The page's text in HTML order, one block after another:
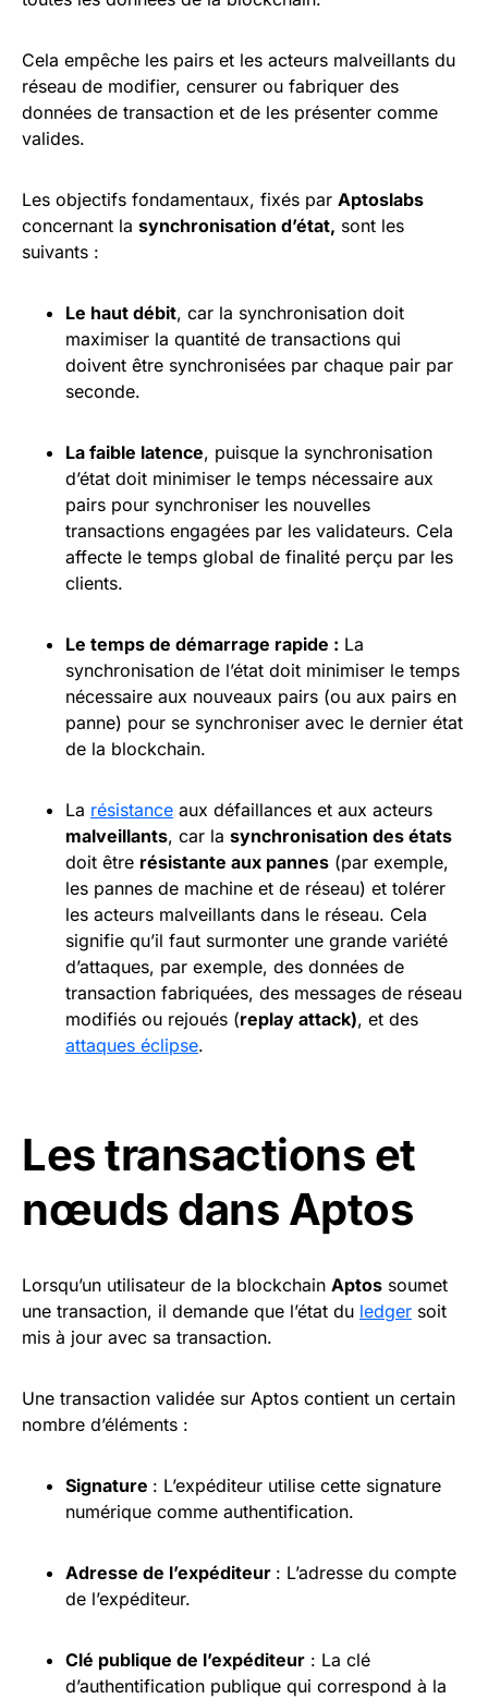
Cela empêche les pairs et les acteurs malveillants du
réseau de modifier, censurer ou fabriquer des
données de transaction et de les présenter comme
valides.
Les objectifs fondamentaux, fixés par Aptoslabs
concernant la synchronisation d’état, sont les
suivants :
Le haut débit, car la synchronisation doit
maximiser la quantité de transactions qui
doivent être synchronisées par chaque pair par
seconde.
La faible latence, puisque la synchronisation
d’état doit minimiser le temps nécessaire aux
pairs pour synchroniser les nouvelles
transactions engagées par les validateurs. Cela
affecte le temps global de finalité perçu par les
clients.
Le temps de démarrage rapide : La
synchronisation de l’état doit minimiser le temps
nécessaire aux nouveaux pairs (ou aux pairs en
panne) pour se synchroniser avec le dernier état
de la blockchain.
La résistance aux défaillances et aux acteurs
malveillants, car la synchronisation des états
doit être résistante aux pannes (par exemple,
les pannes de machine et de réseau) et tolérer
les acteurs malveillants dans le réseau. Cela
signifie qu’il faut surmonter une grande variété
d’attaques, par exemple, des données de
transaction fabriquées, des messages de réseau
modifiés ou rejoués (replay attack), et des
attaques éclipse.
Les transactions et
nœuds dans Aptos
Lorsqu’un utilisateur de la blockchain Aptos soumet
une transaction, il demande que l’état du ledger soit
mis à jour avec sa transaction.
Une transaction validée sur Aptos contient un certain
nombre d’éléments :
Signature : L’expéditeur utilise cette signature
numérique comme authentification.
Adresse de l’expéditeur : L’adresse du compte
de l’expéditeur.
Clé publique de l’expéditeur : La clé
d’authentification publique qui correspond à la